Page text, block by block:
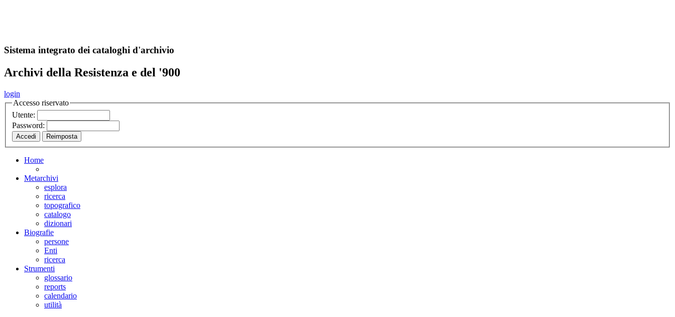
Sistema integrato dei cataloghi d'archivio
Archivi della Resistenza e del '900
login
Accesso riservato
Utente:
Password:
Home
Metarchivi
esplora
ricerca
topografico
catalogo
dizionari
Biografie
persone
Enti
ricerca
Strumenti
glossario
reports
calendario
utilità